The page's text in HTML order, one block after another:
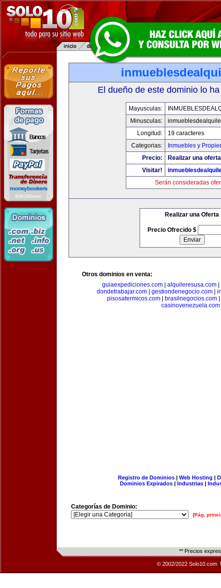
El dueño de este dominio lo
Mayusculas:
Minusculas:
Longitud:
19 caracteres
Categorias:
Inmuebles y
Precio:
Realizar una
Visitar!
Serán consideradas
Realizar una Oferta
Precio Ofrecido $
Otros dominios en venta:
guiaexpediciones.com| alquileresusa.com|
dondetrabajar.com| gestiondenegocio.com|
pisosatermicos.com
brasilnegocios.com
casinovenezuela.com
Registro de Dominios| Web Hosting |
Dominios Expirados | Industrias |
Categorías de Dominio:
[Pág.
** Precios
© 2002/2022 Solo10.com